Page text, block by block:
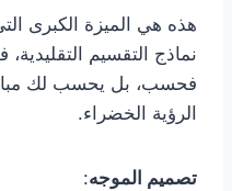
نماذج التقسيم التقليدية،
فحسب، بل يحسب لك
الرؤية الخضراء.
تصميم الموجه: